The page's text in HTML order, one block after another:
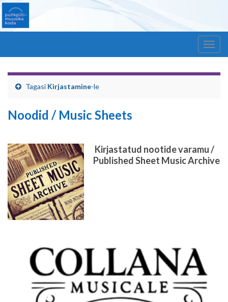
Tagasi Kirjastamine-le
Noodid / Music Sheets
Kirjastatud nootide varamu /
Published Sheet Music Archive